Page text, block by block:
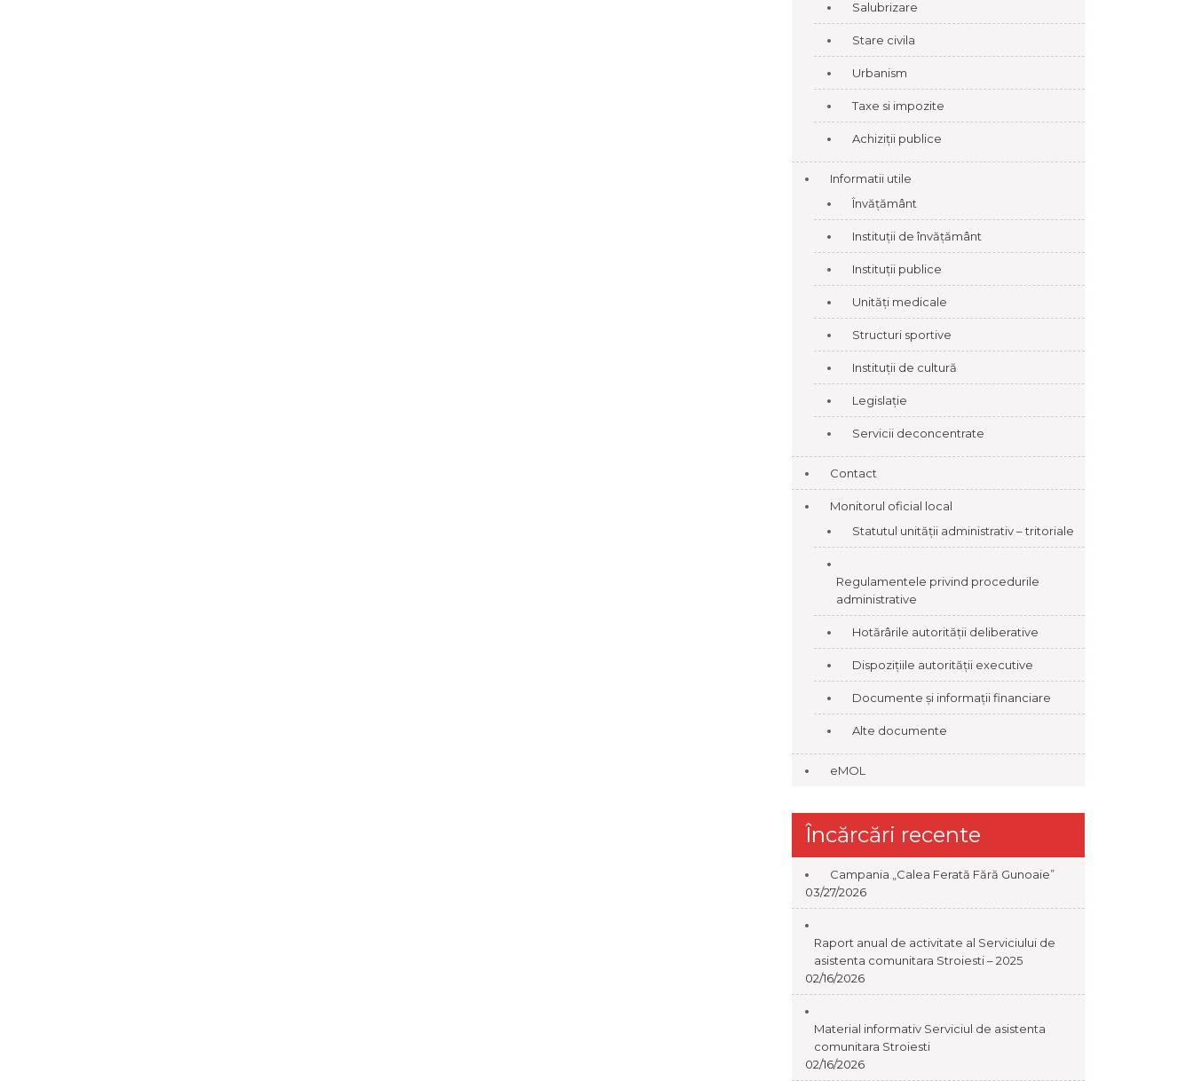
Salubrizare
Stare civila
Urbanism
Taxe si impozite
Achiziții publice
Informatii utile
Învățământ
Instituții de învățământ
Instituții publice
Unități medicale
Structuri sportive
Instituții de cultură
Legislație
Servicii deconcentrate
Contact
Monitorul oficial local
Statutul unității administrativ – tritoriale
Regulamentele privind procedurile
administrative
Hotărârile autorității deliberative
Dispozițiile autorității executive
Documente și informații financiare
Alte documente
eMOL
Încărcări recente
Campania „Calea Ferată Fără Gunoaie”
03/27/2026
Raport anual de activitate al Serviciului de
asistenta comunitara Stroiesti – 2025
02/16/2026
Material informativ Serviciul de asistenta
comunitara Stroiesti
02/16/2026